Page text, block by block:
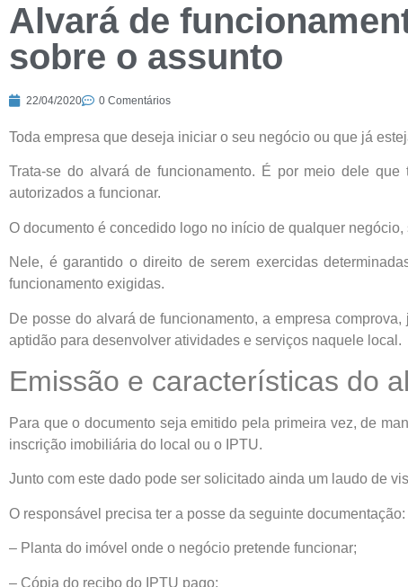
Alvará de
sobre o assunto
22/04/2020 0 Comentários
Toda empresa que deseja iniciar o seu negócio ou que já
Trata-se do alvará de funcionamento. É por meio dele
autorizados a funcionar.
O documento é concedido logo no início de qualquer
Nele, é garantido o direito de serem exercidas
funcionamento exigidas.
De posse do alvará de funcionamento, a empresa
aptidão para desenvolver atividades e serviços naquele local.
Emissão e características do
Para que o documento seja emitido pela primeira vez, de
inscrição imobiliária do local ou o IPTU.
Junto com este dado pode ser solicitado ainda um laudo de
O responsável precisa ter a posse da seguinte documentação:
– Planta do imóvel onde o negócio pretende funcionar;
– Cópia do recibo do IPTU pago;